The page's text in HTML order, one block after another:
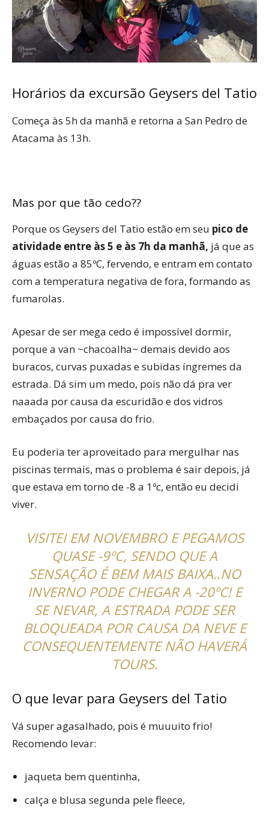
Horários da excursão Geysers del Tatio
Começa às 5h da manhã e retorna a San Pedro de
Atacama às 13h.
Mas por que tão cedo??
Porque os Geysers del Tatio estão em seu pico de
atividade entre às 5 e às 7h da manhã, já que as
águas estão a 85ºC, fervendo, e entram em contato
com a temperatura negativa de fora, formando as
fumarolas.
Apesar de ser mega cedo é impossível dormir,
porque a van ~chacoalha~ demais devido aos
buracos, curvas puxadas e subidas íngremes da
estrada. Dá sim um medo, pois não dá pra ver
naaada por causa da escuridão e dos vidros
embaçados por causa do frio.
Eu poderia ter aproveitado para mergulhar nas
piscinas termais, mas o problema é sair depois, já
que estava em torno de -8 a 1ºc, então eu decidi
viver.
VISITEI EM NOVEMBRO E PEGAMOS
QUASE -9ºC, SENDO QUE A
SENSAÇÃO É BEM MAIS BAIXA..NO
INVERNO PODE CHEGAR A -20ºC! E
SE NEVAR, A ESTRADA PODE SER
BLOQUEADA POR CAUSA DA NEVE E
CONSEQUENTEMENTE NÃO HAVERÁ
TOURS.
O que levar para Geysers del Tatio
Vá super agasalhado, pois é muuuito frio!
Recomendo levar:
jaqueta bem quentinha,
calça e blusa segunda pele fleece,